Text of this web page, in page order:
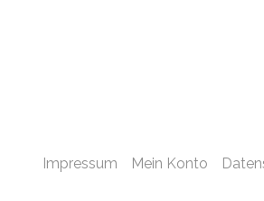
Impressum Mein Konto